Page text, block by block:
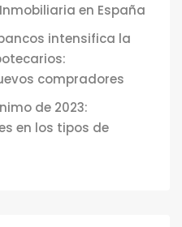
en España
intensifica la
compradores
de 2023:
en los tipos de